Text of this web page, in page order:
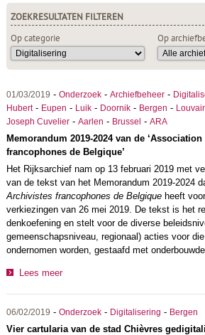
ZOEKRESULTATEN FILTEREN
Op categorie
Op
01/03/2019 - Onderzoek- Archiefbeheer-
Hubert- Eupen - Luik- Doornik- Bergen -
Joseph Cuvelier- Aarlen - Brussel - ARA
Memorandum 2019-2024 van de
francophones de Belgique’
Het Rijksarchief nam op 13 februari 2019 met
van de tekst van het Memorandum 2019-2024
Archivistes francophones de Belgiqueheeft
verkiezingen van 26 mei 2019. De tekst is het
denkoefening en stelt voor de diverse
gemeenschapsniveau, regionaal) acties voor
ondernomen worden, gestaafd met
Lees meer
06/02/2019 - Onderzoek- Digitalisering - Bergen
Vier cartularia van de stad Chièvres